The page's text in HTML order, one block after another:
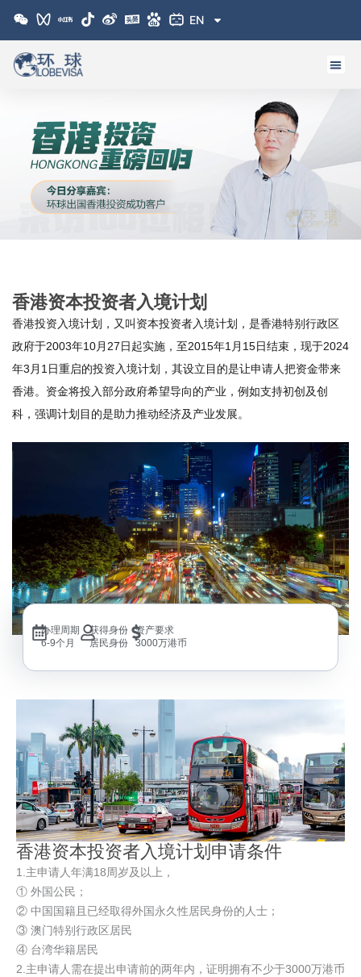
EN
香港资本投资者入境计划
香港投资入境计划，又叫资本投资者入境计划，是香港特别行政区
政府于2003年10月27日起实施，至2015年1月15日结束，现于2024
年3月1日重启的投资入境计划，其设立目的是让申请人把资金带来
香港。资金将投入部分政府希望导向的产业，例如支持初创及创
科，强调计划目的是助力推动经济及产业发展。
办理周期
6-9个月
获得身份
居民身份
资产要求
3000万港币
香港资本投资者入境计划申请条件
1.主申请人年满18周岁及以上，
① 外国公民；
② 中国国籍且已经取得外国永久性居民身份的人士；
③ 澳门特别行政区居民
④ 台湾华籍居民
2.主申请人需在提出申请前的两年内，证明拥有不少于3000万港币